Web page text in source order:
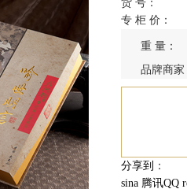
货 号：
专 柜 价：
重 量：
品牌商家
分享到 ：
sina 腾讯QQ